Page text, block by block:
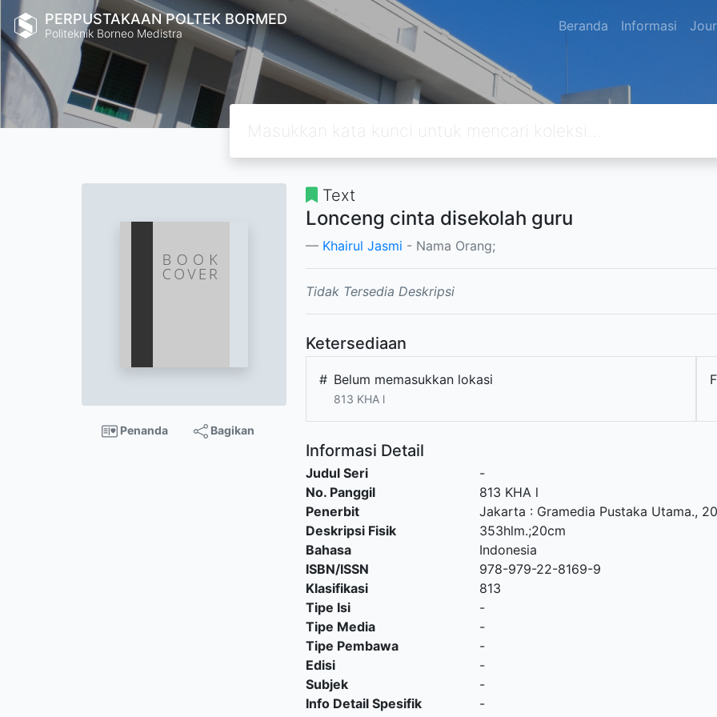
PERPUSTAKAAN POLTEK BORMED
Politeknik Borneo Medistra Beranda Informasi
Penanda Bagikan
Text
Lonceng cinta disekolah guru
Khairul Jasmi - Nama Orang;
Tidak Tersedia Deskripsi
Ketersediaan
# Belum memasukkan lokasi
813 KHA l
Informasi Detail
Judul Seri
-
No. Panggil
813 KHA l
Penerbit
Jakarta : Gramedia Pustaka Utama.,
Deskripsi Fisik
353hlm.;20cm
Bahasa
Indonesia
ISBN/ISSN
978-979-22-8169-9
Klasifikasi
813
Tipe Isi
-
Tipe Media
-
Tipe Pembawa
-
Edisi
-
Subjek
-
Info Detail Spesifik
-